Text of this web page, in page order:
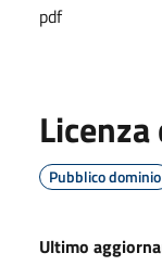
pdf
Pubblico dominio
Ultimo